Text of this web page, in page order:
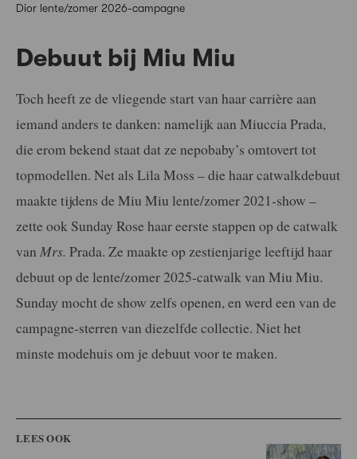
Dior lente/zomer 2026-campagne
Debuut bij Miu Miu
Toch heeft ze de vliegende start van haar carrière aan
iemand anders te danken: namelijk aan Miuccia Prada,
die erom bekend staat dat ze nepobaby’s omtovert tot
topmodellen. Net als Lila Moss – die haar catwalkdebuut
maakte tijdens de Miu Miu lente/zomer 2021-show –
zette ook Sunday Rose haar eerste stappen op de catwalk
van Mrs. Prada. Ze maakte op zestienjarige leeftijd haar
debuut op de lente/zomer 2025-catwalk van Miu Miu.
Sunday mocht de show zelfs openen, en werd een van de
campagne-sterren van diezelfde collectie. Niet het
minste modehuis om je debuut voor te maken.
LEES OOK